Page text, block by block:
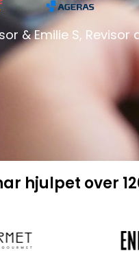
& Emilie S, Revisor
hjulpet over